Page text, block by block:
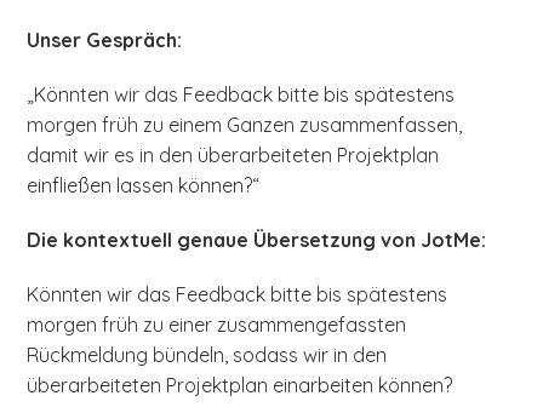
Unser Gespräch:
„Könnten wir das Feedback bitte bis spätestens
morgen früh zu einem Ganzen zusammenfassen,
damit wir es in den überarbeiteten Projektplan
einfließen lassen können?“
Die kontextuell genaue Übersetzung von JotMe:
Könnten wir das Feedback bitte bis spätestens
morgen früh zu einer zusammengefassten
Rückmeldung bündeln, sodass wir in den
überarbeiteten Projektplan einarbeiten können?